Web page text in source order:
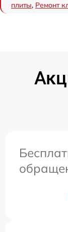
плиты, Ремонт